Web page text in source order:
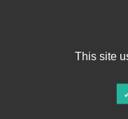
This site